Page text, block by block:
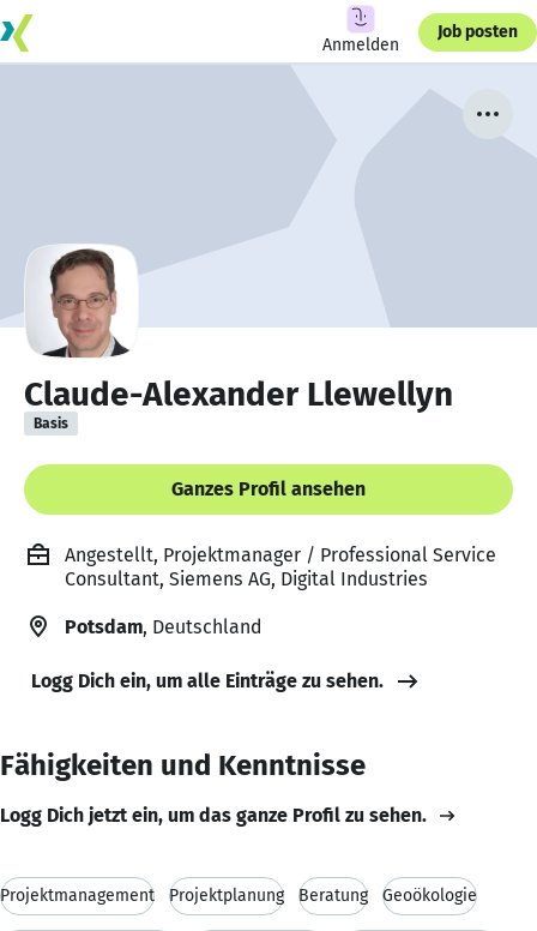
Anmelden
Job posten
Claude-Alexander Llewellyn
Basis
Ganzes Profil ansehen
Angestellt, Projektmanager / Professional Service
Consultant, Siemens AG, Digital Industries
Potsdam, Deutschland
Logg Dich ein, um alle Einträge zu sehen.
Fähigkeiten und Kenntnisse
Logg Dich jetzt ein, um das ganze Profil zu sehen.
Projektmanagement Projektplanung Beratung Geoökologie